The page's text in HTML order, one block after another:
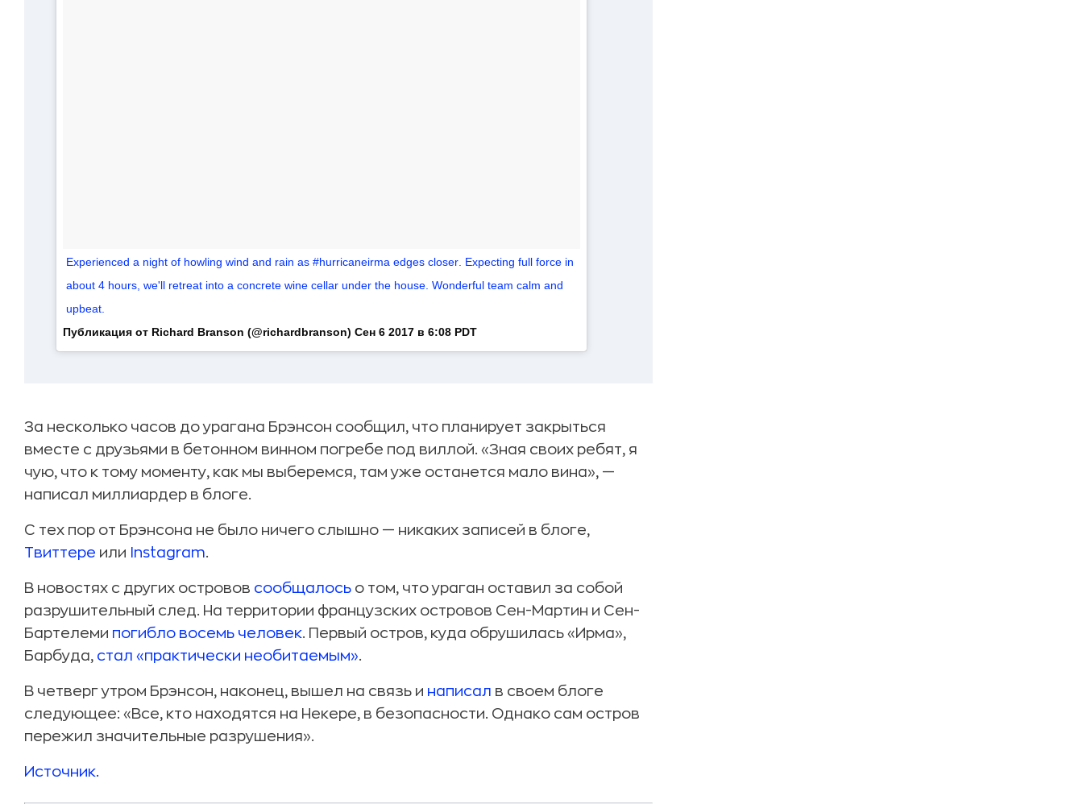
Experienced a night of howling wind and rain as #hurricaneirma edges closer. Expecting full force in
about 4 hours, we'll retreat into a concrete wine cellar under the house. Wonderful team calm and
upbeat.
Публикация от Richard Branson (@richardbranson) Сен 6 2017 в 6:08 PDT
За несколько часов до урагана Брэнсон сообщил, что планирует закрыться
вместе с друзьями в бетонном винном погребе под виллой. «Зная своих ребят, я
чую, что к тому моменту, как мы выберемся, там уже останется мало вина», —
написал миллиардер в блоге.
С тех пор от Брэнсона не было ничего слышно — никаких записей в блоге,
Твиттере или Instagram.
В новостях с других островов сообщалось о том, что ураган оставил за собой
разрушительный след. На территории французских островов Сен-Мартин и Сен-
Бартелеми погибло восемь человек. Первый остров, куда обрушилась «Ирма»,
Барбуда, стал «практически необитаемым».
В четверг утром Брэнсон, наконец, вышел на связь и написал в своем блоге
следующее: «Все, кто находятся на Некере, в безопасности. Однако сам остров
пережил значительные разрушения».
Источник.